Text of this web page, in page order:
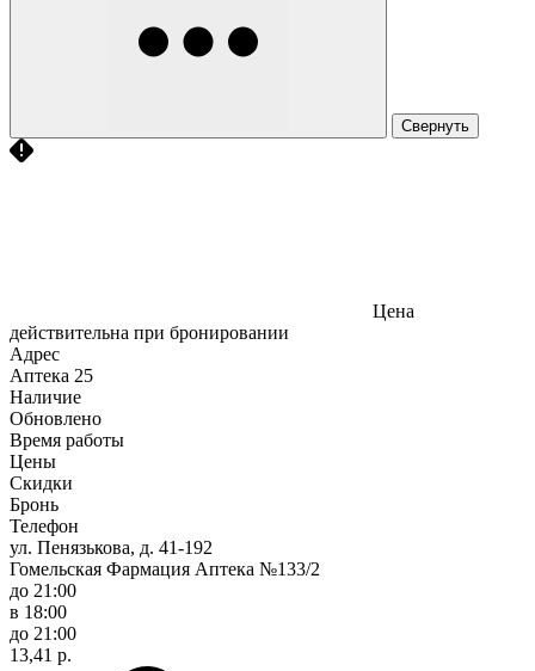
Свернуть
Цена
действительна при бронировании
Адрес
Аптека 25
Наличие
Обновлено
Время работы
Цены
Скидки
Бронь
Телефон
ул. Пенязькова, д. 41-192
Гомельская Фармация Аптека №133/2
до 21:00
в 18:00
до 21:00
13,41 р.